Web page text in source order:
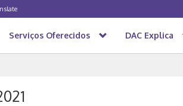
Serviços Oferecidos DAC Explica